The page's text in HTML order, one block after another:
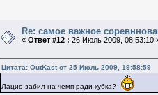
Re: самое важное
«Ответ #12 : 26 Июль 2009, 08:53:10
Цитата: OutKast от 25 Июль 2009, 19:58:59
Лацио забил на чемп ради кубка?